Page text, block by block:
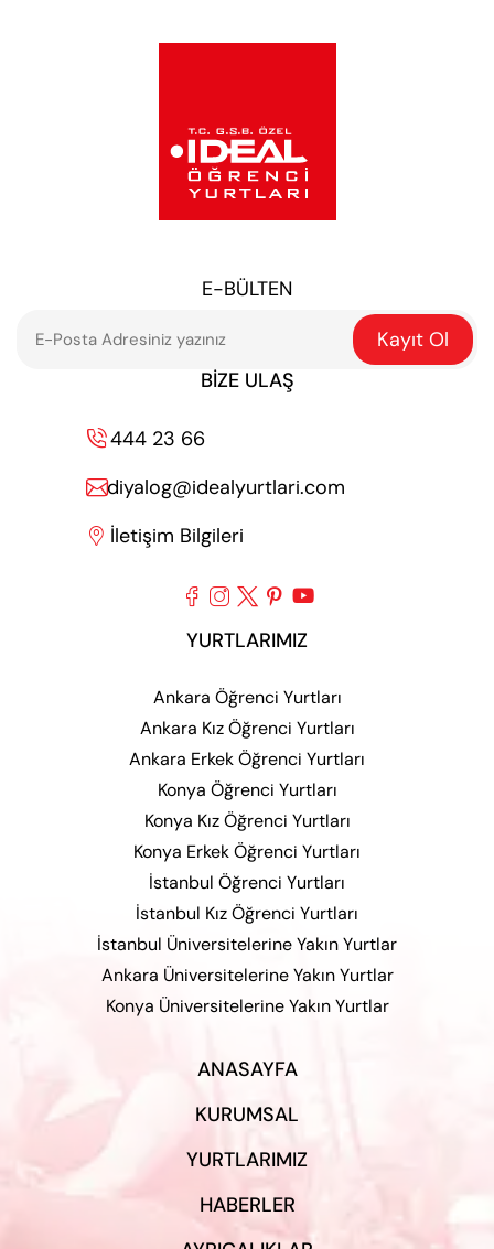
E-BÜLTEN
Kayıt Ol
BIZE ULAŞ
444 23 66
diyalog@idealyurtlari.com
 İletişim Bilgileri
    
YURTLARIMIZ
Ankara Öğrenci Yurtları
Ankara Kız Öğrenci Yurtları
Ankara Erkek Öğrenci Yurtları
Konya Öğrenci Yurtları
Konya Kız Öğrenci Yurtları
Konya Erkek Öğrenci Yurtları
İstanbul Öğrenci Yurtları
İstanbul Kız Öğrenci Yurtları
İstanbul Üniversitelerine Yakın Yurtlar
Ankara Üniversitelerine Yakın Yurtlar
Konya Üniversitelerine Yakın Yurtlar
ANASAYFA
KURUMSAL
YURTLARIMIZ
HABERLER